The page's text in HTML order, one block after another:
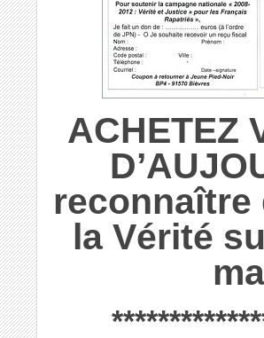
ACHETEZ
reconnaître
la Vérité